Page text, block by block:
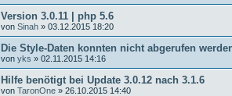
Version 3.0.11 | php 5.6
von Sinah » 03.12.2015 18:20
Die Style-Daten konnten nicht abgerufen
von yks » 02.11.2015 14:16
Hilfe benötigt bei Update 3.0.12 nach 3.1.6
von TaronOne » 26.10.2015 14:40